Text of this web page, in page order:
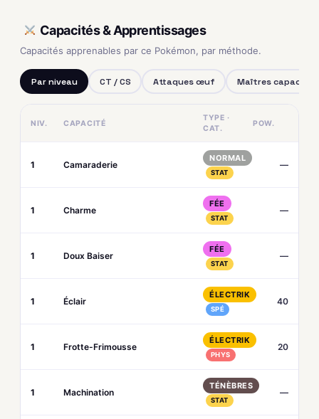
Capacités & Apprentissages
Capacités apprenables par ce Pokémon, par méthode.
Par niveau CT / CS Attaques œuf Maîtres capacités
NIV. CAPACITÉ
TYPE ·
CAT.
POW.
1 Camaraderie
NORMAL
STAT
—
1 Charme
FÉE
STAT
—
1 Doux Baiser
FÉE
STAT
—
1 Éclair
ÉLECTRIK
SPÉ
40
1 Frotte-Frimousse
ÉLECTRIK
PHYS
20
1 Machination
TÉNÈBRES
STAT
—